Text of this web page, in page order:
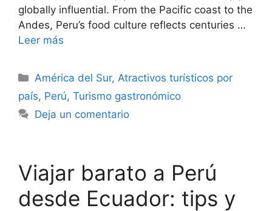
globally influential. From the Pacific coast to the
Andes, Peru’s food culture reflects centuries …
Leer más
Categorías
América del Sur,Atractivos turísticos por
país, Perú, Turismo gastronómico
Deja un comentario
Viajar barato a Perú
desde Ecuador: tips y